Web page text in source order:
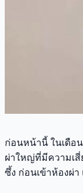
ก่อนหน้านี้ ในเดือน
ผ่าใหญ่ที่มีความเสี่
ซึ้ง ก่อนเข้าห้องผ่